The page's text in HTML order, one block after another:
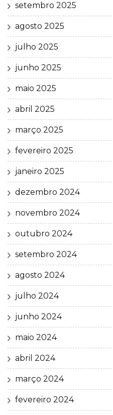
setembro 2025
agosto 2025
julho 2025
junho 2025
maio 2025
abril 2025
março 2025
fevereiro 2025
janeiro 2025
dezembro 2024
novembro 2024
outubro 2024
setembro 2024
agosto 2024
julho 2024
junho 2024
maio 2024
abril 2024
março 2024
fevereiro 2024